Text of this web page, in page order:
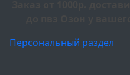
Персональный раздел